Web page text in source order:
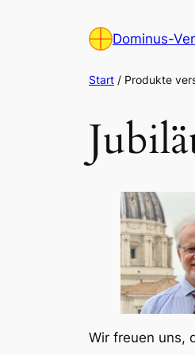
Dominus-
Start / Produkte
Wir freuen uns,